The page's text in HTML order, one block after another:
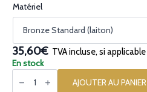
prix :
35,60€
42,30€
Matériel
35,60€ TVA incluse, si applicable
En stock
quantité
de AJOUTER AU PANIER